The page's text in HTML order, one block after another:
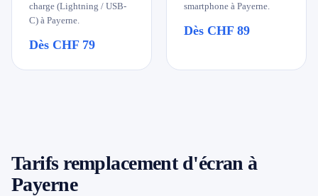
charge (Lightning / USB-
C) à Payerne.
Dès CHF 79
smartphone à Payerne.
Dès CHF 89
Tarifs remplacement d'écran à
Payerne